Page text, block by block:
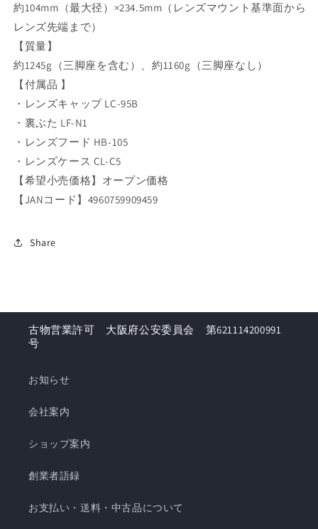
約104mm（最大径）×234.5mm（レンズマウント基準面から
レンズ先端まで）
【質量】
約1245g（三脚座を含む）、約1160g（三脚座なし）
【付属品 】
・レンズキャップ LC-95B
・裏ぶた LF-N1
・レンズフード HB-105
・レンズケース CL-C5
【希望小売価格】オープン価格
【JANコード】4960759909459
Share
古物営業許可 大阪府公安委員会 第621114200991
号
お知らせ
会社案内
ショップ案内
創業者語録
お支払い・送料・中古品について